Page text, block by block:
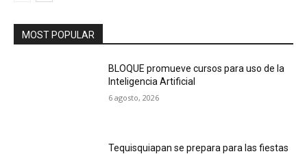
MOST POPULAR
BLOQUE promueve cursos para uso de la
Inteligencia Artificial
6 agosto, 2026
Tequisquiapan se prepara para las fiestas